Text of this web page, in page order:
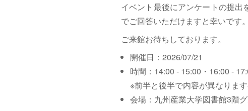
イベント最後にアンケートの提出
でご回答いただけますと幸いです。
ご来館お待ちしております。
開催日：2026/07/21
時間：14:00 - 15:00・16:00 -
※前半と後半で内容が異なりま
会場：九州産業大学図書館3階